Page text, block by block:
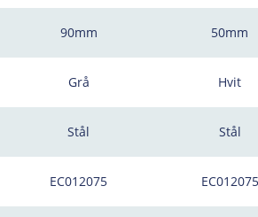
90mm
Grå
Stål
EC012075
50mm
Hvit
Stål
EC012075